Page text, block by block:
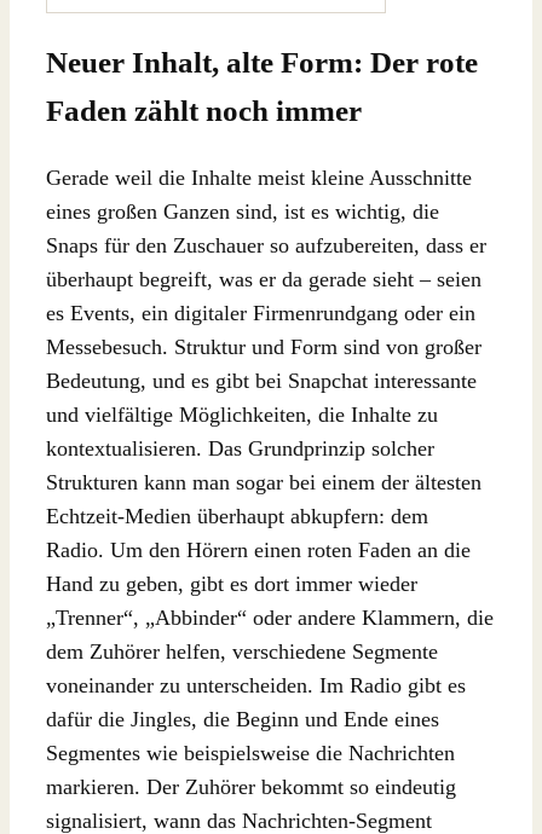
Neuer Inhalt, alte Form: Der rote
Faden zählt noch immer
Gerade weil die Inhalte meist kleine Ausschnitte
eines großen Ganzen sind, ist es wichtig, die
Snaps für den Zuschauer so aufzubereiten, dass er
überhaupt begreift, was er da gerade sieht – seien
es Events, ein digitaler Firmenrundgang oder ein
Messebesuch. Struktur und Form sind von großer
Bedeutung, und es gibt bei Snapchat interessante
und vielfältige Möglichkeiten, die Inhalte zu
kontextualisieren. Das Grundprinzip solcher
Strukturen kann man sogar bei einem der ältesten
Echtzeit-Medien überhaupt abkupfern: dem
Radio. Um den Hörern einen roten Faden an die
Hand zu geben, gibt es dort immer wieder
„Trenner“, „Abbinder“ oder andere Klammern, die
dem Zuhörer helfen, verschiedene Segmente
voneinander zu unterscheiden. Im Radio gibt es
dafür die Jingles, die Beginn und Ende eines
Segmentes wie beispielsweise die Nachrichten
markieren. Der Zuhörer bekommt so eindeutig
signalisiert, wann das Nachrichten-Segment